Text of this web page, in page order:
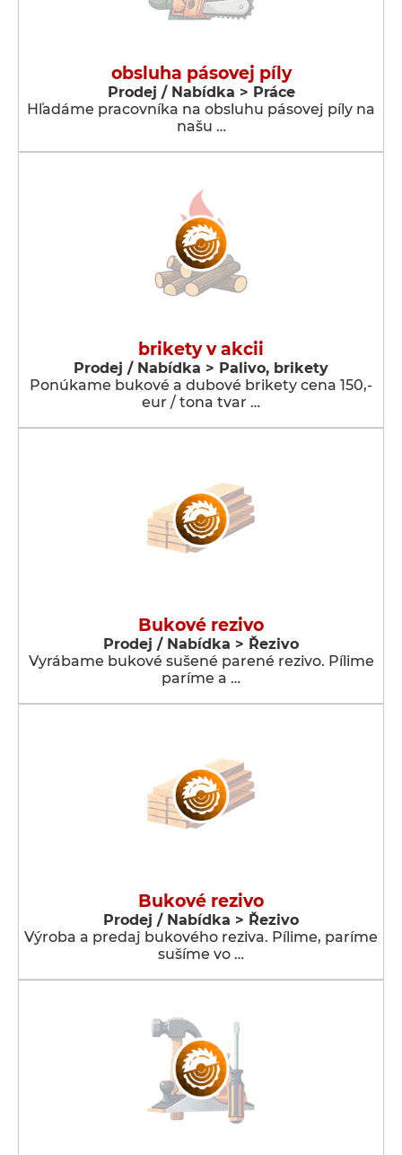
obsluha pásovej píly
Prodej / Nabídka > Práce
Hľadáme pracovníka na obsluhu pásovej píly na
našu …
brikety v akcii
Prodej / Nabídka > Palivo, brikety
Ponúkame bukové a dubové brikety cena 150,-
eur / tona tvar …
Bukové rezivo
Prodej / Nabídka > Řezivo
Vyrábame bukové sušené parené rezivo. Pílime
paríme a …
Bukové rezivo
Prodej / Nabídka > Řezivo
Výroba a predaj bukového reziva. Pílime, paríme
sušíme vo …